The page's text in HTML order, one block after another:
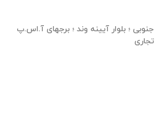
؛ بلوار آیینه وند ؛ برجهای آ.اس.پ